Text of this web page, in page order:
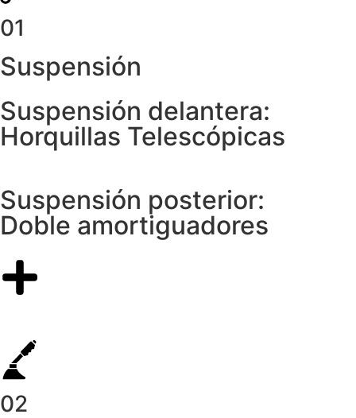
01
Suspensión
Suspensión delantera:
Horquillas Telescópicas
Suspensión posterior:
Doble amortiguadores
02